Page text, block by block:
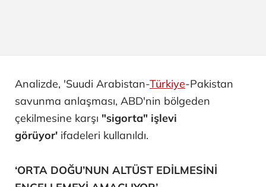
Analizde, 'Suudi Arabistan-Türkiye-Pakistan
savunma anlaşması, ABD'nin bölgeden
çekilmesine karşı "sigorta" işlevi
görüyor' ifadeleri kullanıldı.
‘ORTA DOĞU’NUN ALTÜST EDİLMESİNİ